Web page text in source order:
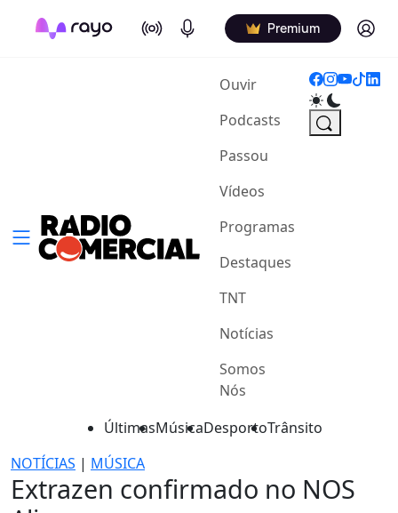
On Air Podcasts Premium Log in
Ouvir(current)
Podcasts
Passou
Vídeos
Programas
Destaques
TNT
Notícias
Somos
Nós
ÚltimasMúsicaDesportoTrânsito
NOTÍCIAS | MÚSICA
Extrazen confirmado no NOS